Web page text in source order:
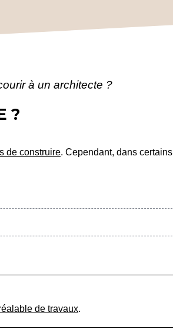
à un architecte ?
?
de construire. Cependant, dans certains
de travaux.